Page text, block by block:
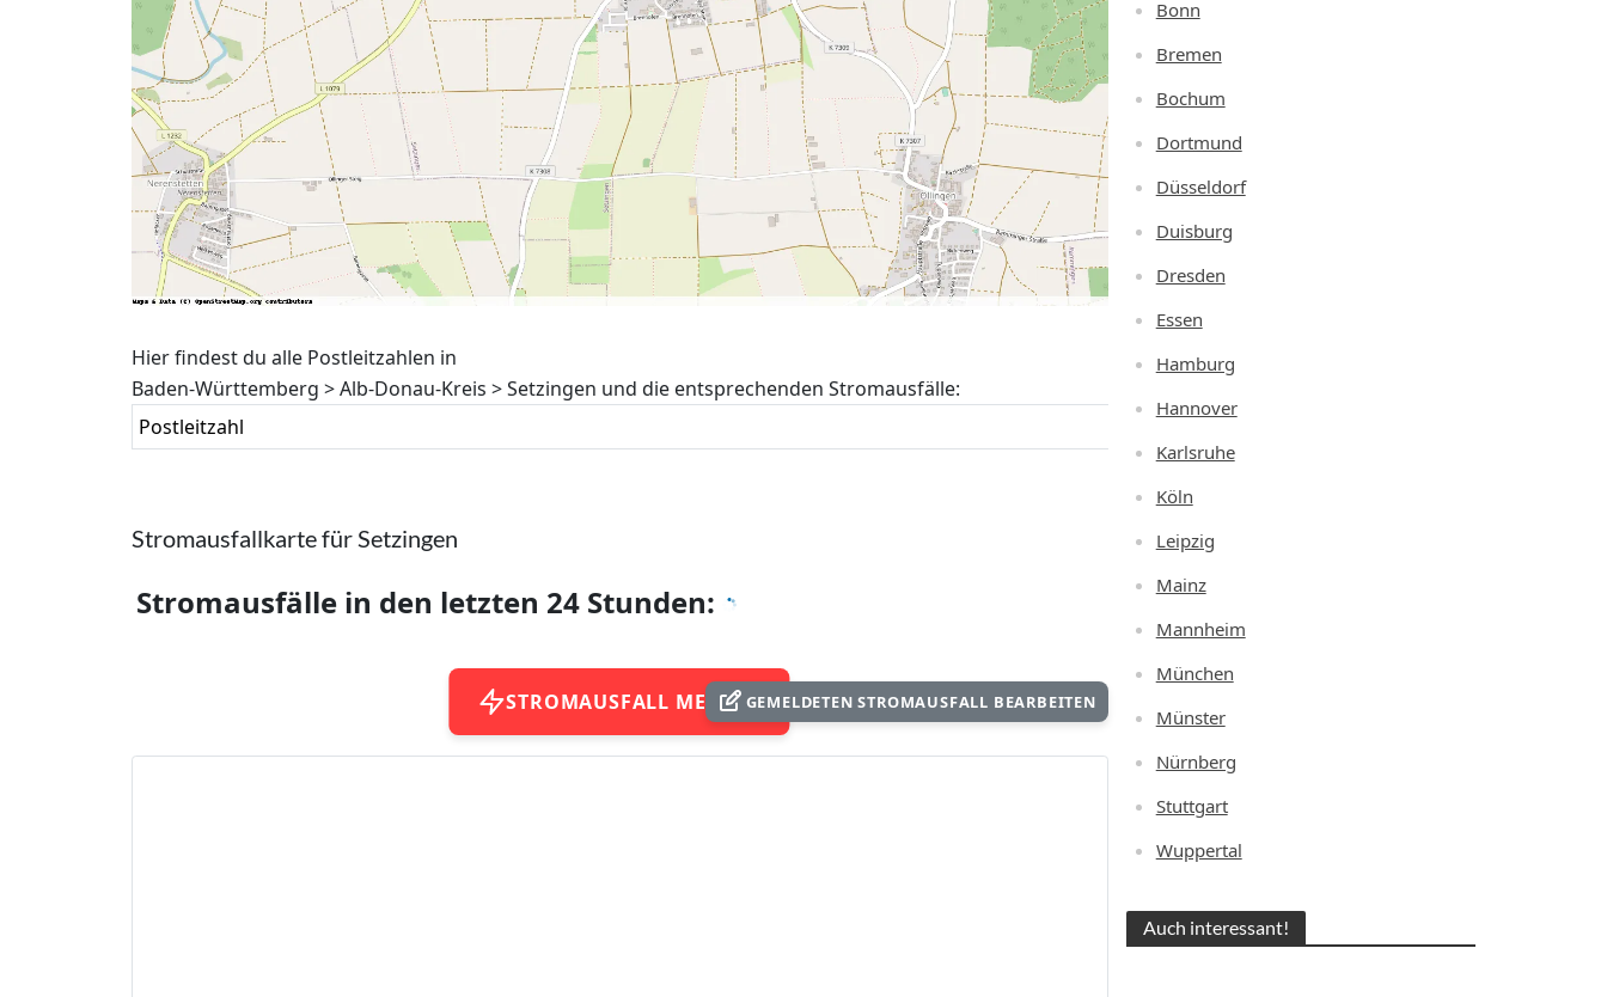
Hier findest du alle Postleitzahlen in
Baden-Württemberg > Alb-Donau-Kreis > Setzingen und die entsprechenden Stromausfälle:
Postleitzahl
Stromausfallkarte für Setzingen
Stromausfälle in den letzten 24 Stunden:
STROMAUSFALL MELDENGEMELDETEN STROMAUSFALL BEARBEITEN
Bonn
Bremen
Bochum
Dortmund
Düsseldorf
Duisburg
Dresden
Essen
Hamburg
Hannover
Karlsruhe
Köln
Leipzig
Mainz
Mannheim
München
Münster
Nürnberg
Stuttgart
Wuppertal
Auch interessant!